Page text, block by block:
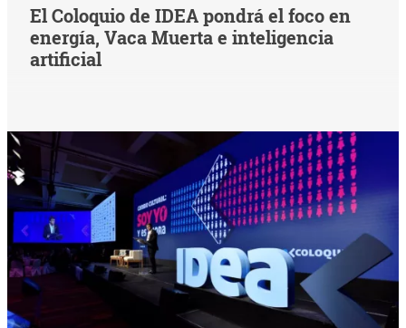
El Coloquio de IDEA pondrá el foco en
energía, Vaca Muerta e inteligencia
artificial